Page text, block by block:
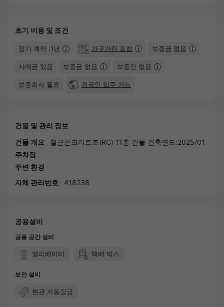
초기 비용 및 조건
장기 계약 :1년 가구가전 포함 보증금 없음
사례금 있음 보증금 없음 보증인 없음
보증회사 필요 외국인 입주 가능
건물 및 관리 정보
건물 개요
철근콘크리트조(RC) 11층 건물 건축연도:2025/01
주차장
주변 환경
자체 관리번호
418238
공용설비
공용 공간 설비
엘리베이터 택배 박스
보안 설비
현관 자동장금